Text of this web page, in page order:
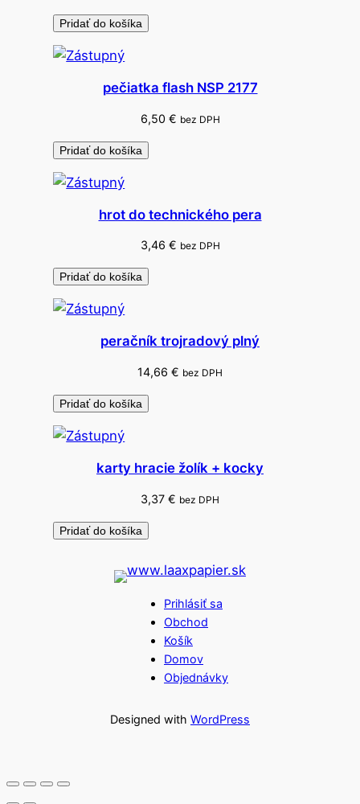
2
l
Pridať do košíka
pečiatka flash NSP 2177
6,50 € bez DPH
Pridať do košíka
hrot do technického pera
3,46 € bez DPH
Pridať do košíka
peračník trojradový plný
14,66 € bez DPH
Pridať do košíka
karty hracie žolík + kocky
3,37 € bez DPH
Pridať do košíka
Prihlásiť sa
Obchod
Košík
Domov
Objednávky
Designed with WordPress